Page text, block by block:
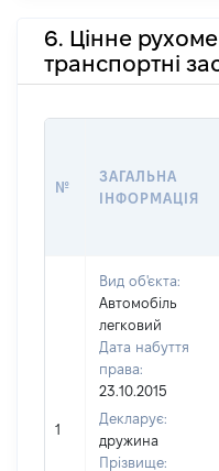
6. Цінне
транспортні
№
ЗАГАЛЬНА
ІНФОРМАЦІЯ
1
Вид об'єкта:
Автомобіль
легковий
Дата набуття
права:
23.10.2015
Декларує:
дружина
Прізвище: